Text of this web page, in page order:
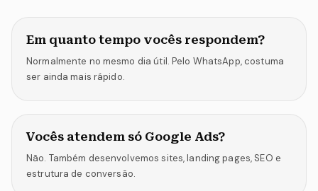
Em quanto tempo vocês respondem?
Normalmente no mesmo dia útil. Pelo WhatsApp, costuma
ser ainda mais rápido.
Vocês atendem só Google Ads?
Não. Também desenvolvemos sites, landing pages, SEO e
estrutura de conversão.